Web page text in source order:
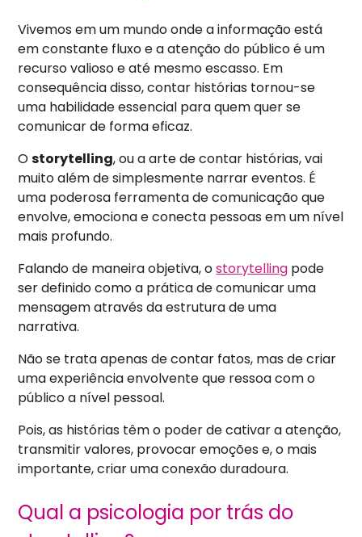
Vivemos em um mundo onde a informação está
em constante fluxo e a atenção do público é um
recurso valioso e até mesmo escasso. Em
consequência disso, contar histórias tornou-se
uma habilidade essencial para quem quer se
comunicar de forma eficaz.
Ostorytelling, ou a arte de contar histórias, vai
muito além de simplesmente narrar eventos. É
uma poderosa ferramenta de comunicação que
envolve, emociona e conecta pessoas em um nível
mais profundo.
Falando de maneira objetiva, ostorytelling pode
ser definido como a prática de comunicar uma
mensagem através da estrutura de uma
narrativa.
Não se trata apenas de contar fatos, mas de criar
uma experiência envolvente que ressoa com o
público a nível pessoal.
Pois, as histórias têm o poder de cativar a atenção,
transmitir valores, provocar emoções e, o mais
importante, criar uma conexão duradoura.
Qual a psicologia por trás do